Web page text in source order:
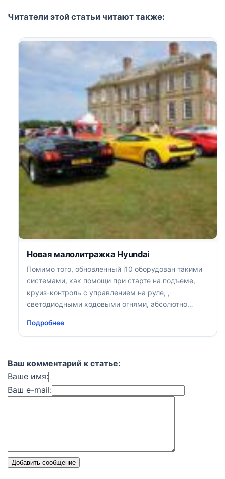
Читатели этой статьи читают также:
Новая малолитражка Hyundai
Помимо того, обновленный i10 оборудован такими
системами, как помощи при старте на подъеме,
круиз-контроль с управлением на руле, ,
светодиодными ходовыми огнями, абсолютно
Подробнее
Ваш комментарий к статье:
Ваше имя:
Ваш e-mail:
Добавить сообщение